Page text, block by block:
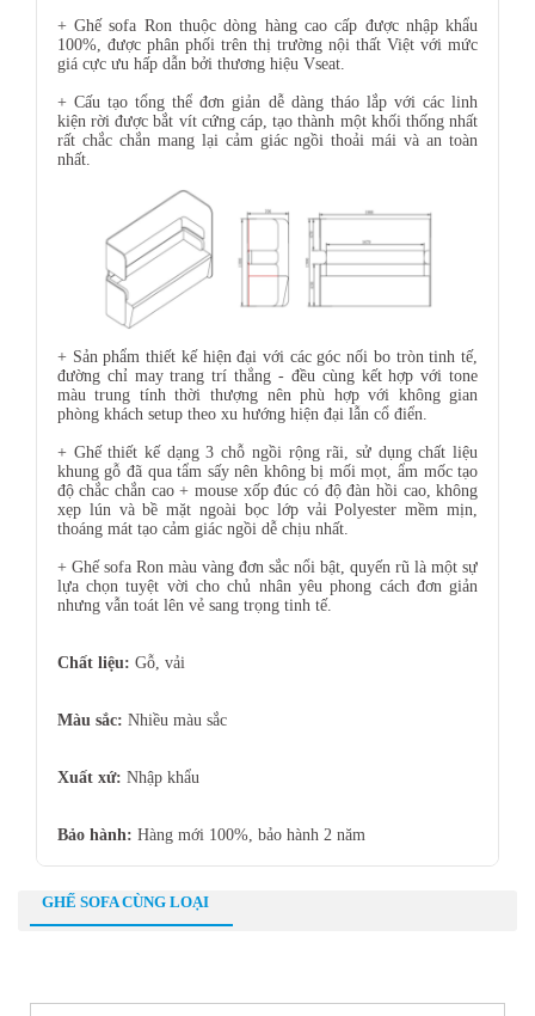
+ Ghế sofa Ron thuộc dòng hàng cao cấp được nhập khẩu
100%, được phân phối trên thị trường nội thất Việt với mức
giá cực ưu hấp dẫn bởi thương hiệu Vseat.
+ Cấu tạo tổng thể đơn giản dễ dàng tháo lắp với các linh
kiện rời được bắt vít cứng cáp, tạo thành một khối thống nhất
rất chắc chắn mang lại cảm giác ngồi thoải mái và an toàn
nhất.
+ Sản phẩm thiết kế hiện đại với các góc nối bo tròn tinh tế,
đường chỉ may trang trí thẳng - đều cùng kết hợp với tone
màu trung tính thời thượng nên phù hợp với không gian
phòng khách setup theo xu hướng hiện đại lẫn cổ điển.
+ Ghế thiết kế dạng 3 chỗ ngồi rộng rãi, sử dụng chất liệu
khung gỗ đã qua tẩm sấy nên không bị mối mọt, ẩm mốc tạo
độ chắc chắn cao + mouse xốp đúc có độ đàn hồi cao, không
xẹp lún và bề mặt ngoài bọc lớp vải Polyester mềm mịn,
thoáng mát tạo cảm giác ngồi dễ chịu nhất.
+ Ghế sofa Ron màu vàng đơn sắc nổi bật, quyến rũ là một sự
lựa chọn tuyệt vời cho chủ nhân yêu phong cách đơn giản
nhưng vẫn toát lên vẻ sang trọng tinh tế.
Chất liệu: Gỗ, vải
Màu sắc: Nhiều màu sắc
Xuất xứ: Nhập khẩu
Bảo hành: Hàng mới 100%, bảo hành 2 năm
GHẾ SOFA CÙNG LOẠI